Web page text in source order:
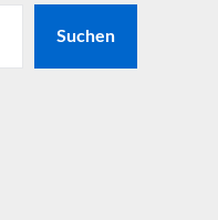
Suchen